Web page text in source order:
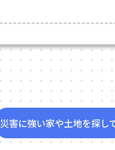
災害に強い家や土地を探し